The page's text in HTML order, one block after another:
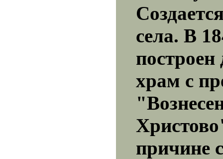
села. В
храм с
причине